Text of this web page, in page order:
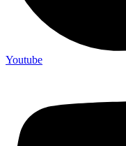
Youtube